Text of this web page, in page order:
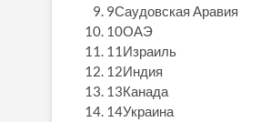
9Саудовская Аравия
10ОАЭ
11Израиль
12Индия
13Канада
14Украина